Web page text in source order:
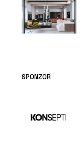
SPONZOR